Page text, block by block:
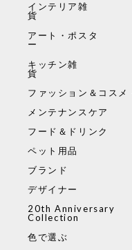
インテリア雑
貨
アート・ポスタ
ー
キッチン雑
貨
ファッション＆コスメ
メンテナンスケア
フード＆ドリンク
ペット用品
ブランド
デザイナー
20th Anniversary
Collection
色で選ぶ